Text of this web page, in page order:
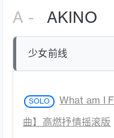
A - AKINO
少女前线
SOLO What am I
曲】高燃抒情摇滚版